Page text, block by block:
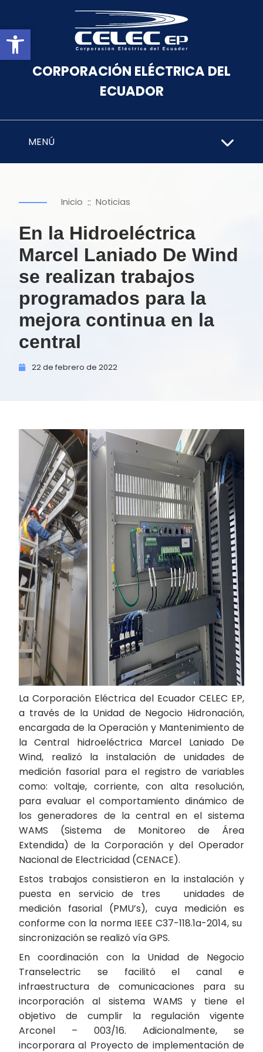
Abrir barra de herramientas
CORPORACIÓN ELÉCTRICA DEL
ECUADOR
MENÚ
Inicio :: Noticias
En la Hidroeléctrica
Marcel Laniado De Wind
se realizan trabajos
programados para la
mejora continua en la
central
22 de febrero de 2022
La Corporación Eléctrica del Ecuador CELEC EP,
a través de la Unidad de Negocio Hidronación,
encargada de la Operación y Mantenimiento de
la Central hidroeléctrica Marcel Laniado De
Wind, realizó la instalación de unidades de
medición fasorial para el registro de variables
como: voltaje, corriente, con alta resolución,
para evaluar el comportamiento dinámico de
los generadores de la central en el sistema
WAMS (Sistema de Monitoreo de Área
Extendida) de la Corporación y del Operador
Nacional de Electricidad (CENACE).
Estos trabajos consistieron en la instalación y
puesta en servicio de tres unidades de
medición fasorial (PMU’s), cuya medición es
conforme con la norma IEEE C37-118.1a-2014, su
sincronización se realizó vía GPS.
En coordinación con la Unidad de Negocio
Transelectric se facilitó el canal e
infraestructura de comunicaciones para su
incorporación al sistema WAMS y tiene el
objetivo de cumplir la regulación vigente
Arconel – 003/16. Adicionalmente, se
incorporara al Proyecto de implementación de